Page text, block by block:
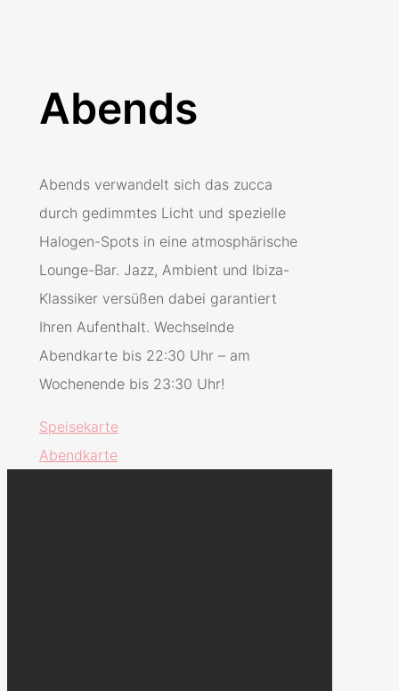
Abends
Abends verwandelt sich das zucca
durch gedimmtes Licht und spezielle
Halogen-Spots in eine atmosphärische
Lounge-Bar. Jazz, Ambient und Ibiza-
Klassiker versüßen dabei garantiert
Ihren Aufenthalt. Wechselnde
Abendkarte bis 22:30 Uhr – am
Wochenende bis 23:30 Uhr!
Speisekarte
Abendkarte